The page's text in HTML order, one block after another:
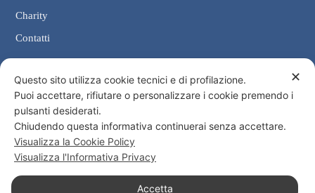
Charity
Contatti
Contatti
Cancelleria: Via Giosuè Carducci, 4 00187 Roma
eMail: cancelleria@ordine-costantiniano.it
Tel. +39 06 47.41.190 +39 06 48.19.401
Social
✕
Questo sito utilizza cookie tecnici e di profilazione.
Puoi accettare, rifiutare o personalizzare i cookie premendo i
pulsanti desiderati.
Chiudendo questa informativa continuerai senza accettare.
Visualizza la Cookie Policy
Visualizza l'Informativa Privacy
Accetta